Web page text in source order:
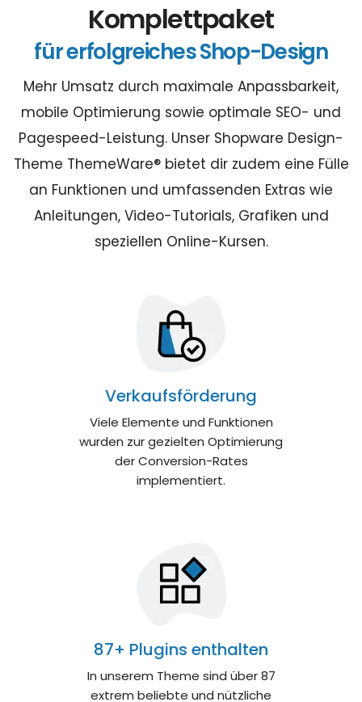
Komplettpaket
für erfolgreiches Shop-Design
Mehr Umsatz durch maximale Anpassbarkeit,
mobile Optimierung sowie optimale SEO- und
Pagespeed-Leistung. Unser Shopware Design-
Theme ThemeWare® bietet dir zudem eine Fülle
an Funktionen und umfassenden Extras wie
Anleitungen, Video-Tutorials, Grafiken und
speziellen Online-Kursen.
Verkaufsförderung
Viele Elemente und Funktionen
wurden zur gezielten Optimierung
der Conversion-Rates
implementiert.
87+ Plugins enthalten
In unserem Theme sind über 87
extrem beliebte und nützliche